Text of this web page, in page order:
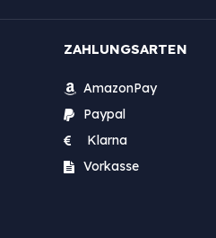
ZAHLUNGSARTEN
AmazonPay
Paypal
Klarna
Vorkasse